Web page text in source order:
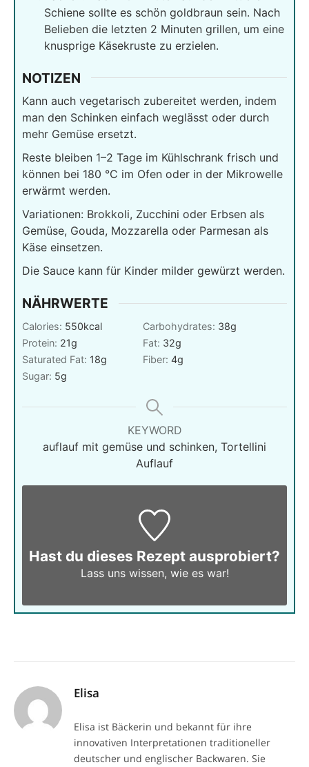
Schiene sollte es schön goldbraun sein. Nach
Belieben die letzten 2 Minuten grillen, um eine
knusprige Käsekruste zu erzielen.
NOTIZEN
Kann auch vegetarisch zubereitet werden, indem
man den Schinken einfach weglässt oder durch
mehr Gemüse ersetzt.
Reste bleiben 1–2 Tage im Kühlschrank frisch und
können bei 180 °C im Ofen oder in der Mikrowelle
erwärmt werden.
Variationen: Brokkoli, Zucchini oder Erbsen als
Gemüse, Gouda, Mozzarella oder Parmesan als
Käse einsetzen.
Die Sauce kann für Kinder milder gewürzt werden.
NÄHRWERTE
Calories: 550kcal Carbohydrates: 38g
Protein: 21g Fat: 32g
Saturated Fat: 18g Fiber: 4g
Sugar: 5g
KEYWORD
auflauf mit gemüse und schinken, Tortellini
Auflauf
Hast du dieses Rezept ausprobiert?
Lass uns wissen, wie es war!
Elisa
Elisa ist Bäckerin und bekannt für ihre
innovativen Interpretationen traditioneller
deutscher und englischer Backwaren. Sie